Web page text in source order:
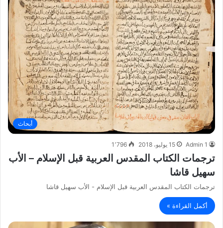
أبحاث
Admin 1 15 يوليو، 2018 1٬796
ترجمات الكتاب المقدس العربية قبل الإسلام – الأب
سهيل قاشا
ترجمات الكتاب المقدس العربية قبل الإسلام - الأب سهيل قاشا
أكمل القراءة »